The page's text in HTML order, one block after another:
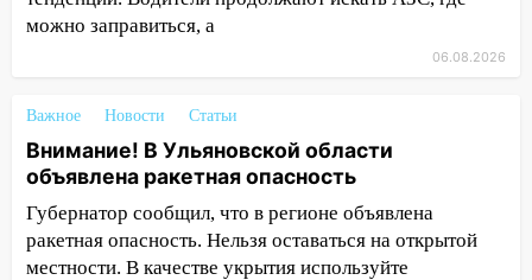
14:23
67% ульяновцев готовы
14:01
Инсценировали ДТП и получили
более 4,6 миллиона рублей: перед
судом предстанет банда
автоподставщиков
13:36 В Инзе произошел крупный пожар
можно заправиться, а
06.08.2026
Важное Новости Статьи
Внимание! В Ульяновской области
объявлена ракетная опасность
Губернатор сообщил, что в регионе объявлена
ракетная опасность. Нельзя оставаться на открытой
местности. В качестве укрытия используйте